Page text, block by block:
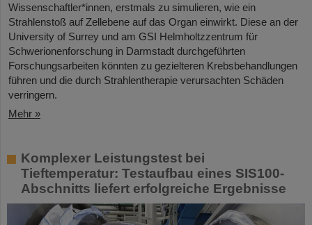
Wissenschaftler*innen, erstmals zu simulieren, wie ein
Strahlenstoß auf Zellebene auf das Organ einwirkt. Diese an der
University of Surrey und am GSI Helmholtzzentrum für
Schwerionenforschung in Darmstadt durchgeführten
Forschungsarbeiten könnten zu gezielteren Krebsbehandlungen
führen und die durch Strahlentherapie verursachten Schäden
verringern.
Mehr »
Komplexer Leistungstest bei
Tieftemperatur: Testaufbau eines SIS100-
Abschnitts liefert erfolgreiche Ergebnisse